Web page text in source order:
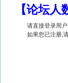
【论坛
请直接登录用
如果您已注册,